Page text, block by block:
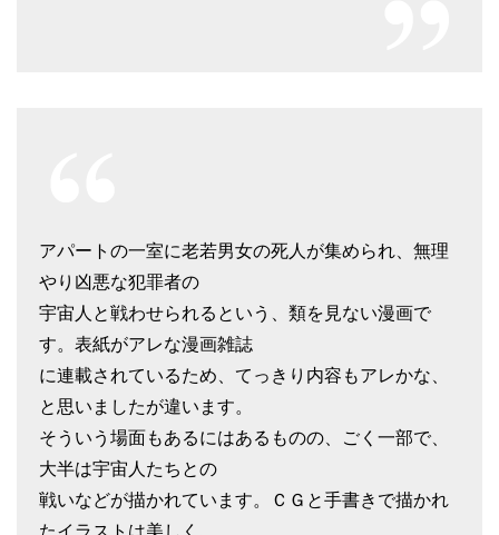
アパートの一室に老若男女の死人が集められ、無理
やり凶悪な犯罪者の
宇宙人と戦わせられるという、類を見ない漫画で
す。表紙がアレな漫画雑誌
に連載されているため、てっきり内容もアレかな、
と思いましたが違います。
そういう場面もあるにはあるものの、ごく一部で、
大半は宇宙人たちとの
戦いなどが描かれています。ＣＧと手書きで描かれ
たイラストは美しく、